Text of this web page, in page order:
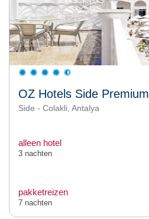
OZ Hotels Side Premium
Side - Colakli, Antalya
alleen hotel
3 nachten
pakketreizen
7 nachten